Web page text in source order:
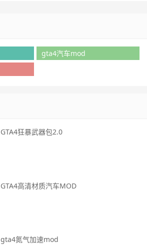
gta4汽车mod
GTA4狂暴武器包2.0
GTA4高清材质汽车MOD
gta4氮气加速mod